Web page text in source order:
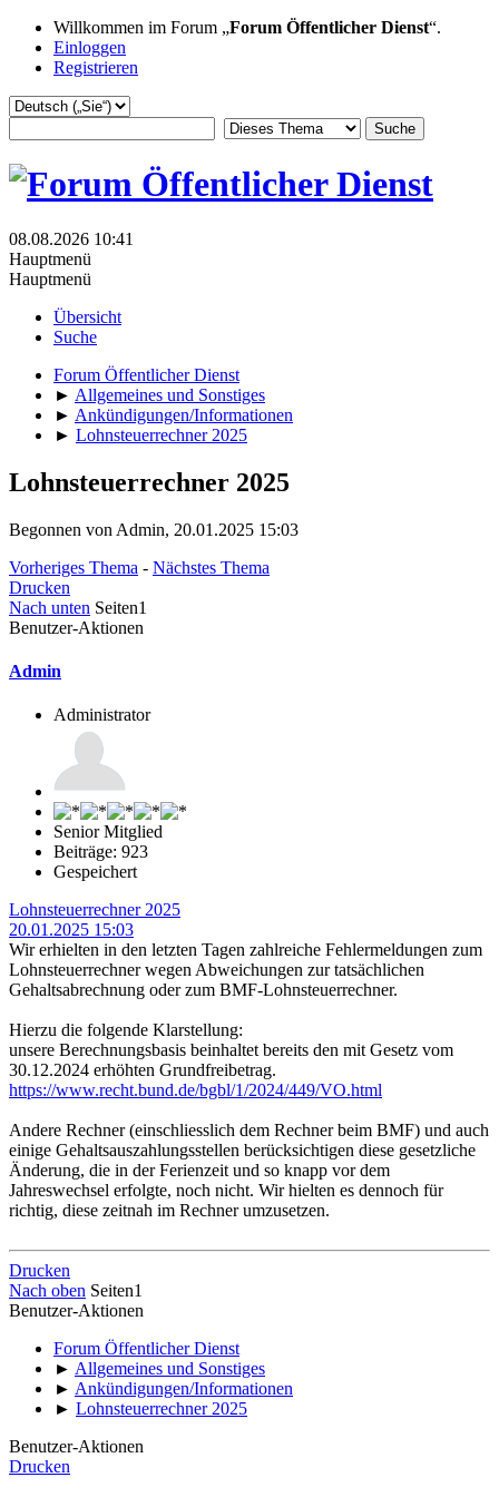
Willkommen im Forum „Forum Öffentlicher Dienst“.
Einloggen
Registrieren
08.08.2026 10:41
Hauptmenü
Hauptmenü
Übersicht
Suche
Forum Öffentlicher Dienst
► Allgemeines und Sonstiges
► Ankündigungen/Informationen
► Lohnsteuerrechner 2025
Lohnsteuerrechner 2025
Begonnen von Admin, 20.01.2025 15:03
Vorheriges Thema - Nächstes Thema
Drucken
Nach unten Seiten1
Benutzer-Aktionen
Admin
Administrator
Senior Mitglied
Beiträge: 923
Gespeichert
Lohnsteuerrechner 2025
20.01.2025 15:03
Wir erhielten in den letzten Tagen zahlreiche Fehlermeldungen zum
Lohnsteuerrechner wegen Abweichungen zur tatsächlichen
Gehaltsabrechnung oder zum BMF-Lohnsteuerrechner.
Hierzu die folgende Klarstellung:
unsere Berechnungsbasis beinhaltet bereits den mit Gesetz vom
30.12.2024 erhöhten Grundfreibetrag.
https://www.recht.bund.de/bgbl/1/2024/449/VO.html
Andere Rechner (einschliesslich dem Rechner beim BMF) und auch
einige Gehaltsauszahlungsstellen berücksichtigen diese gesetzliche
Änderung, die in der Ferienzeit und so knapp vor dem
Jahreswechsel erfolgte, noch nicht. Wir hielten es dennoch für
richtig, diese zeitnah im Rechner umzusetzen.
Drucken
Nach oben Seiten1
Benutzer-Aktionen
Forum Öffentlicher Dienst
► Allgemeines und Sonstiges
► Ankündigungen/Informationen
► Lohnsteuerrechner 2025
Benutzer-Aktionen
Drucken